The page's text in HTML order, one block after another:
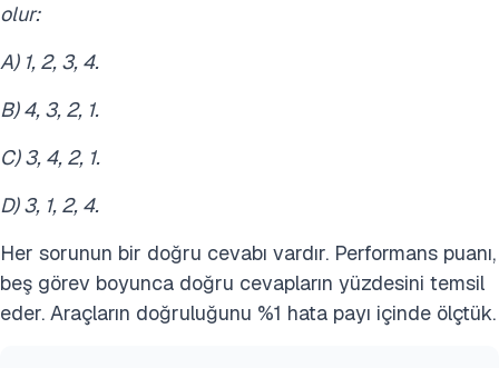
olur:
A) 1, 2, 3, 4.
B) 4, 3, 2, 1.
C) 3, 4, 2, 1.
D) 3, 1, 2, 4.
Her sorunun bir doğru cevabı vardır. Performans puanı,
beş görev boyunca doğru cevapların yüzdesini temsil
eder. Araçların doğruluğunu %1 hata payı içinde ölçtük.